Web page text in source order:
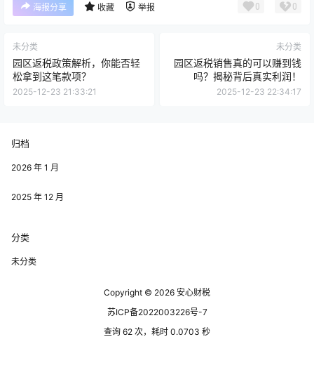
海报分享 收藏 举报 0 0
未分类
园区返税政策解析，你能否轻
松拿到这笔款项？
2025-12-23 21:33:21
未分类
园区返税销售真的可以赚到钱
吗？揭秘背后真实利润！
2025-12-23 22:34:17
归档
2026 年 1 月
2025 年 12 月
分类
未分类
Copyright © 2026 安心财税
苏ICP备2022003226号-7
查询 62 次，耗时 0.0703 秒